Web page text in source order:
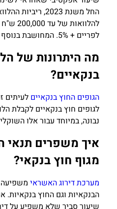
לפריים + 5%. המחושבת בנוסף לריבית בנק ישראל.
מה היתרונות של
בנקאיים?
הגופים החוץ בנקאיים לעיתים
לגופים חוץ בנקאיים לקבלת
נבונה, במיוחד עבור אלו
איך משפרים תנאי
מגוף חוץ בנקאי?
מערכת דירוג האשראי משפיעה
הבנקאיות וגם החוץ